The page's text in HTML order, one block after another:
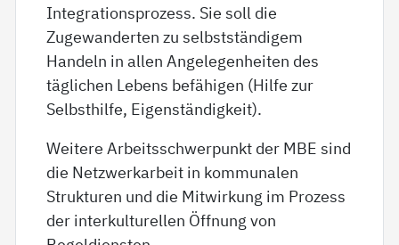
Integrationsprozess. Sie soll die
Zugewanderten zu selbstständigem
Handeln in allen Angelegenheiten des
täglichen Lebens befähigen (Hilfe zur
Selbsthilfe, Eigenständigkeit).
Weitere Arbeitsschwerpunkt der MBE sind
die Netzwerkarbeit in kommunalen
Strukturen und die Mitwirkung im Prozess
der interkulturellen Öffnung von